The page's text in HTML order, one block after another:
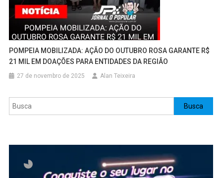
POMPEIA MOBILIZADA: AÇÃO DO OUTUBRO ROSA GARANTE R$
21 MIL EM DOAÇÕES PARA ENTIDADES DA REGIÃO
27 de novembro de 2025 Alan Teixeira
Pesquisar Busca